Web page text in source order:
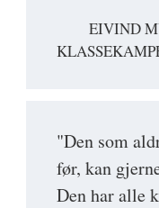
EIVIND
"Den som
før, kan
Den har alle